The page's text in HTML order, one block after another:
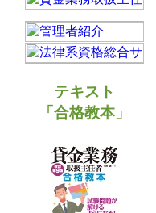
テキスト
「合格教本」